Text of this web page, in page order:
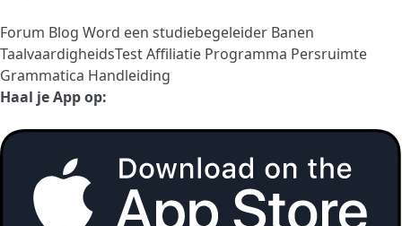
Forum Blog Word een studiebegeleider Banen
TaalvaardigheidsTestAffiliatie Programma Persruimte
Grammatica Handleiding
Haal je App op: